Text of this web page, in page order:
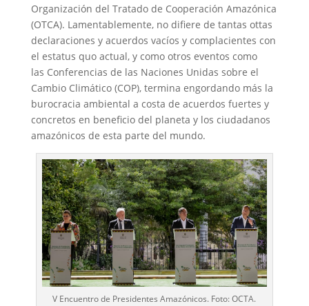
Organización del Tratado de Cooperación Amazónica
(OTCA). Lamentablemente, no difiere de tantas ottas
declaraciones y acuerdos vacíos y complacientes con
el estatus quo actual, y como otros eventos como
las Conferencias de las Naciones Unidas sobre el
Cambio Climático (COP), termina engordando más la
burocracia ambiental a costa de acuerdos fuertes y
concretos en beneficio del planeta y los ciudadanos
amazónicos de esta parte del mundo.
V Encuentro de Presidentes Amazónicos. Foto: OCTA.